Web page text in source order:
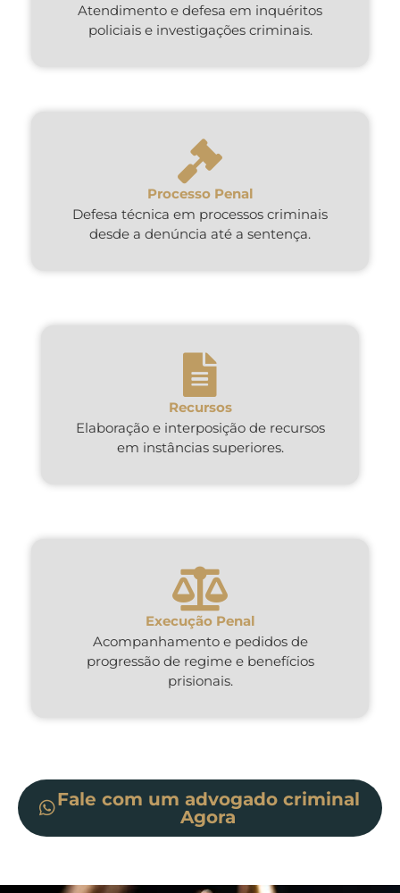
Atendimento e defesa em inquéritos
policiais e investigações criminais.
Processo Penal
Defesa técnica em processos criminais
desde a denúncia até a sentença.
Recursos
Elaboração e interposição de recursos
em instâncias superiores.
Execução Penal
Acompanhamento e pedidos de
progressão de regime e benefícios
prisionais.
Fale com um advogado criminal
Agora